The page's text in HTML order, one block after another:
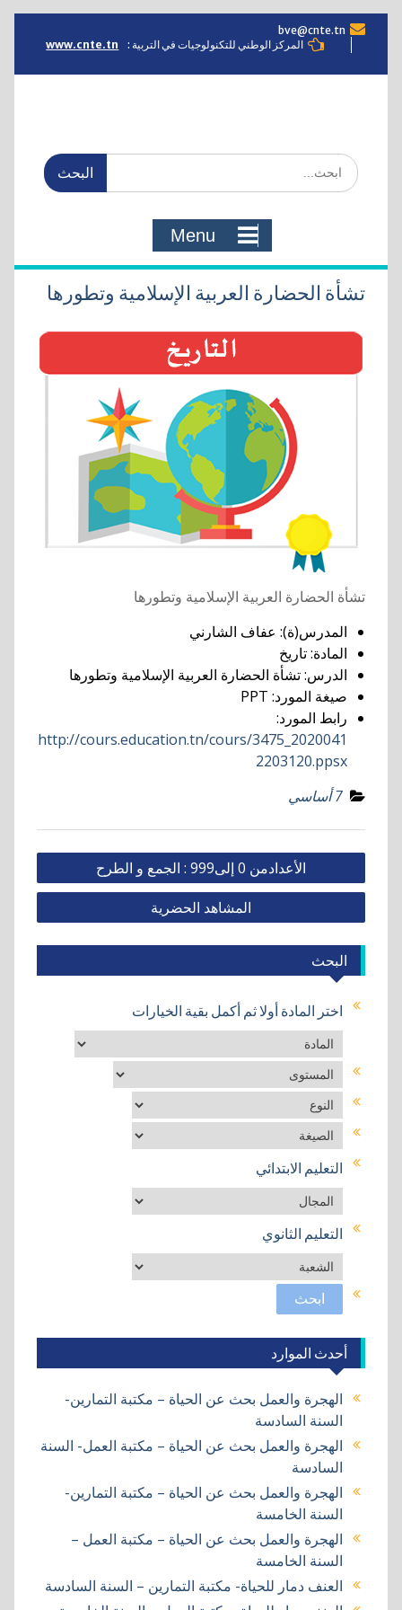
Skip
bve@cnte.tn
المركز الوطني للتكنولوجيات في التربية :
www.cnte.tn
Search
for:
Menu
تشأة الحضارة العربية الإسلامية وتطورها
تشأة الحضارة العربية الإسلامية وتطورها
المدرس(ة):عفاف الشارني
المادة:تاريخ
الدرس:تشأة الحضارة العربية الإسلامية وتطورها
صيغة المورد:PPT
رابط المورد:
http://cours.education.tn/cours/3475_2020041
2203120.ppsx
7 أساسي
تصفّح
المقالات
الأعدادمن 0 إلى999 : الجمع و الطرح
المشاهد الحضرية
البحث
اختر المادة أولا ثم أكمل بقية الخيارات
نص1
التعليم الابتدائي
التعليم الثانوي
أحدث الموارد
الهجرة والعمل بحث عن الحياة – مكتبة التمارين-
السنة السادسة
الهجرة والعمل بحث عن الحياة – مكتبة العمل- السنة
السادسة
الهجرة والعمل بحث عن الحياة – مكتبة التمارين-
السنة الخامسة
الهجرة والعمل بحث عن الحياة – مكتبة العمل –
السنة الخامسة
العنف دمار للحياة- مكتبة التمارين – السنة السادسة